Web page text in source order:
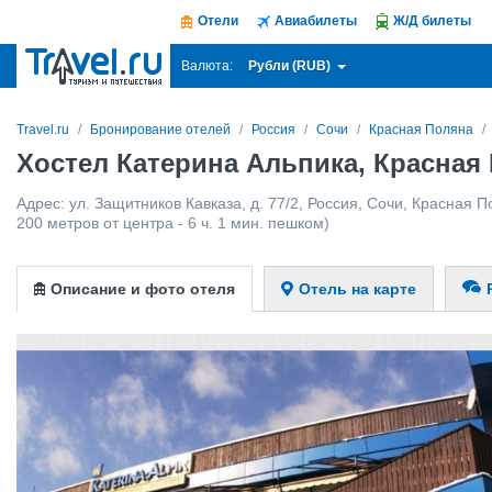
Отели Авиабилеты Ж/Д билеты
Валюта: Рубли (RUB)
Travel.ru Бронирование отелей Россия Сочи Красная Поляна
Хостел Катерина Альпика, Красная
Адрес: ул. Защитников Кавказа, д. 77/2 Россия Сочи
Красная
200 метров от центра - 6 ч. 1 мин. пешком)
Описание и фото отеля Отель на карте